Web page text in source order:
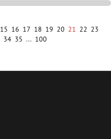
15 16 17 18 19 20 21 22 23
34 35 ... 100